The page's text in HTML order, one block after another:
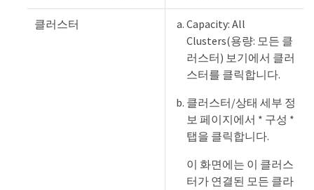
클러스터
Capacity: All
Clusters(용량: 모든 클
러스터) 보기에서 클러
스터를 클릭합니다.
클러스터/상태 세부 정
보 페이지에서 * 구성 *
탭을 클릭합니다.
이 화면에는 이 클러스
터가 연결된 모든 클라